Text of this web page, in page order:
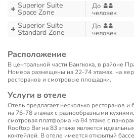
Superior Suite
Space Zone
До
человек
Superior Suite
Standard Zone
До
человек
Расположение
В центральной части Бангкока, в районе
Номера размещены на 22-74 этажах, на
ресторанов и смотровые площадки.
Услуги в отеле
Отель предлагает несколько ресторанов и
на 76-78 этажах с разнообразными
смотровая платформа на 84 этаже с
Rooftop Bar на 83 этаже является
коктейлей. В отеле имеется открытый